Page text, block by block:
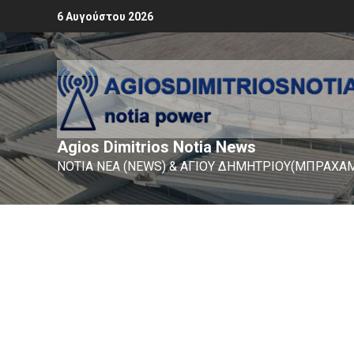
6 Αυγούστου 2026
Agios Dimitrios Notia News
ΝΟΤΙΑ ΝΕΑ (NEWS) & ΑΓΙΟΥ